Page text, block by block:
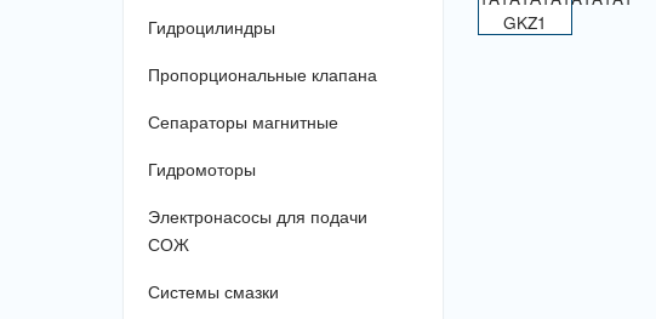
Гидроцилиндры
Пропорциональные клапана
Сепараторы магнитные
Гидромоторы
Электронасосы для подачи
СОЖ
Системы смазки